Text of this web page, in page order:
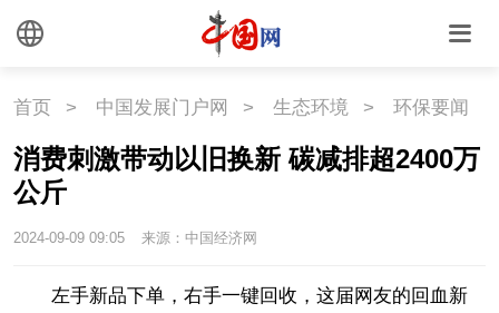
首页 > 中国发展门户网 > 生态环境 > 环保要闻
消费刺激带动以旧换新 碳减排超2400万
公斤
2024-09-09 09:05 来源：中国经济网
左手新品下单，右手一键回收，这届网友的回血新